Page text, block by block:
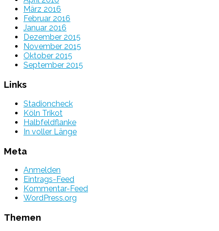
März 2016
Februar 2016
Januar 2016
Dezember 2015
November 2015
Oktober 2015
September 2015
Links
Stadioncheck
Köln Trikot
Halbfeldflanke
In voller Länge
Meta
Anmelden
Eintrags-Feed
Kommentar-Feed
WordPress.org
Themen